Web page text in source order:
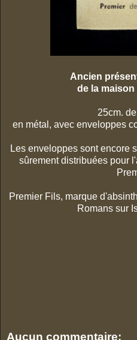
Ancien
de la
25cm.
en métal, avec enveloppes
Les enveloppes sont encore
sûrement distribuées pour
Premier Fils, marque
Romans sur
Aucun commentaire: